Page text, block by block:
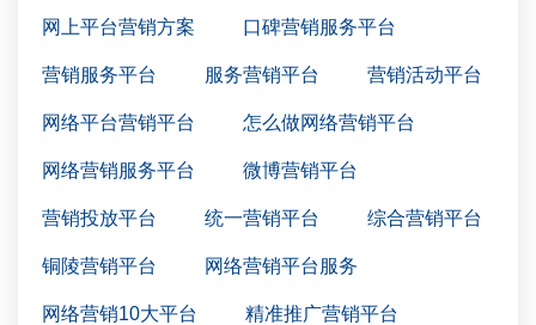
网上平台营销方案 口碑营销服务平台
营销服务平台 服务营销平台 营销活动平台
网络平台营销平台 怎么做网络营销平台
网络营销服务平台 微博营销平台
营销投放平台 统一营销平台 综合营销平台
铜陵营销平台 网络营销平台服务
网络营销10大平台 精准推广营销平台